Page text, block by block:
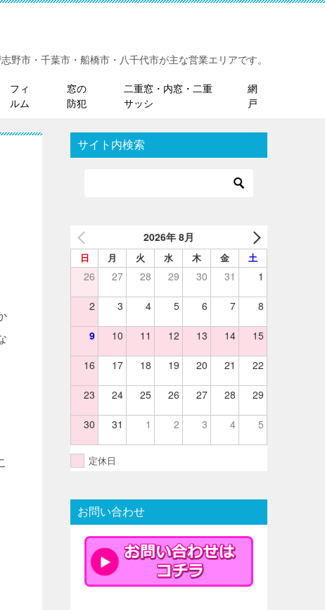
市・千葉市・船橋市・八千代市が主な営業エリアです。
フィ
ルム
窓の
防犯
二重窓・内窓・二重
サッシ
網
戸
サイト内検索
2026年 8月
日 月 火 水 木 金 土
26 27 28 29 30 31 1
2 3 4 5 6 7 8
9 10 11 12 13 14 15
16 17 18 19 20 21 22
23 24 25 26 27 28 29
30 31 1 2 3 4 5
定休日
お問い合わせ